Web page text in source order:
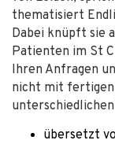
thematisiert
Dabei knüpft sie
Patienten im St
Ihren Anfragen
nicht mit
unterschiedlichen
übersetzt